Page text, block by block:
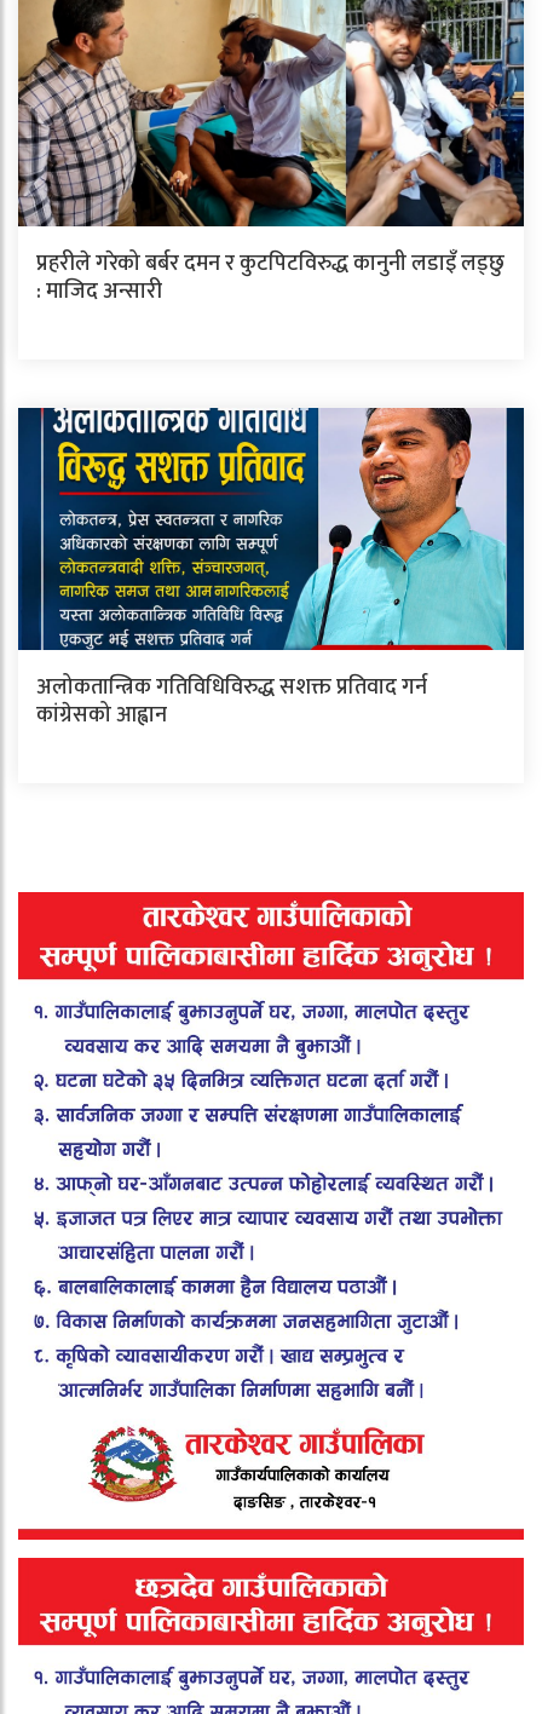
प्रहरीले गरेको बर्बर दमन र कुटपिटविरुद्ध कानुनी लडाइँ लड्छु
: माजिद अन्सारी
अलोकतान्त्रिक गतिविधिविरुद्ध सशक्त प्रतिवाद गर्न
कांग्रेसको आह्वान